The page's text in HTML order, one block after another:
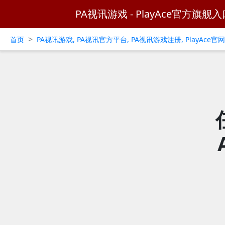
PA视讯游戏 - PlayAce官方旗舰入
首页 > PA视讯游戏, PA视讯官方平台, PA视讯游戏注册, PlayAce官